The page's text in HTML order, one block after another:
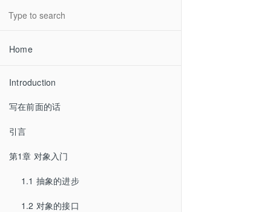
Home
Introduction
写在前面的话
引言
第1章 对象入门
1.1 抽象的进步
1.2 对象的接口